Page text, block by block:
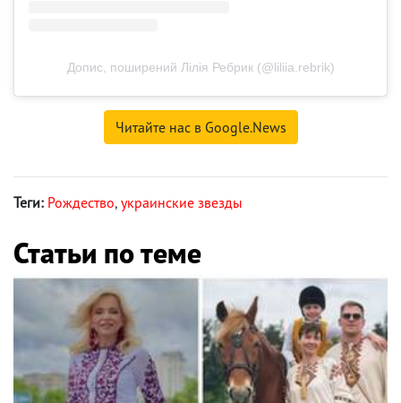
Допис, поширений Лілія Ребрик (@liliia.rebrik)
Читайте нас в Google.News
Теги: Рождество, украинские звезды
Статьи по теме